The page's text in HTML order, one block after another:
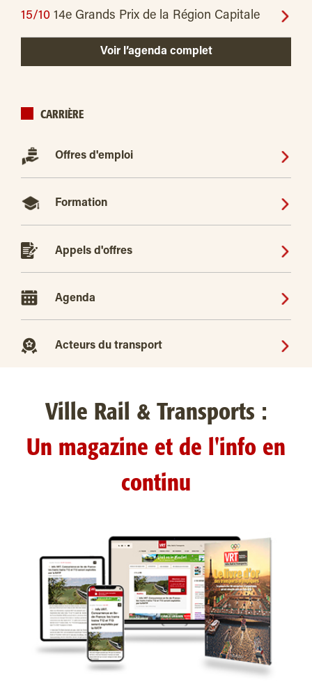
15/10 14e Grands Prix de la Région Capitale
Voir l’agenda complet
CARRIÈRE
Offres d'emploi
Formation
Appels d'offres
Agenda
Acteurs du transport
Ville Rail & Transports :
Un magazine et de l'info en
continu